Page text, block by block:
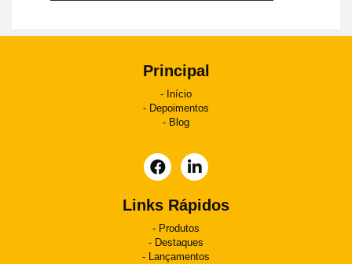
Principal
Início
Depoimentos
Blog
Links Rápidos
Produtos
Destaques
Lançamentos